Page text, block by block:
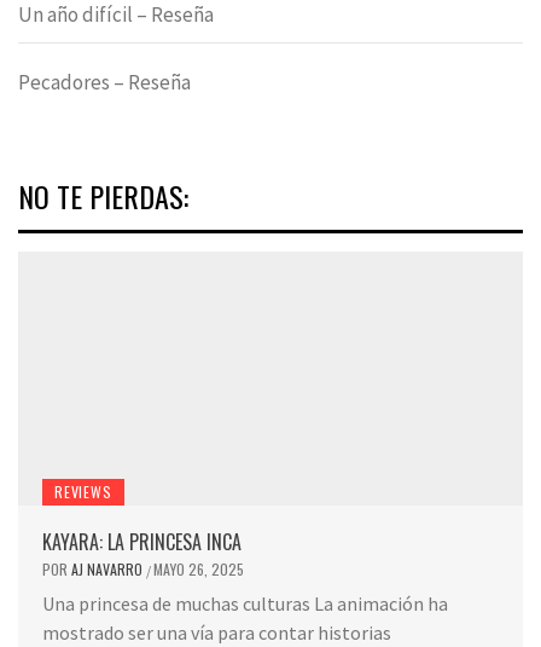
Un año difícil – Reseña
Pecadores – Reseña
NO TE PIERDAS:
REVIEWS
KAYARA: LA PRINCESA INCA
POR AJ NAVARRO /MAYO 26, 2025
Una princesa de muchas culturas La animación ha
mostrado ser una vía para contar historias